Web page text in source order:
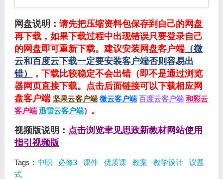
网盘说明： 请先把压缩资料包保存到自己的网盘
再下载，如果下载过程中出现错误只要登录自己
的网盘即可重新下载。建议安装网盘客户端（微
云和百度云下载一定要安装客户端否则容易出
错）
，下载比较稳定不会出错（即不是通过浏览
器网页直接下载。点击后面链接可以下载相应网
盘客户端 坚果云客户端 微云客户端 百度云客户端 和彩云
客户端 迅雷云客户端）。
视频版说明： 点击浏览聿见思政新教材网站使用
指引视频版
Tags： 中职 必修3 课件 优质课 教案 教学设计
议题
式